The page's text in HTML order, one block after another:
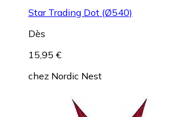
Star Trading Dot (Ø540)
Dès
15,95 €
chez Nordic Nest